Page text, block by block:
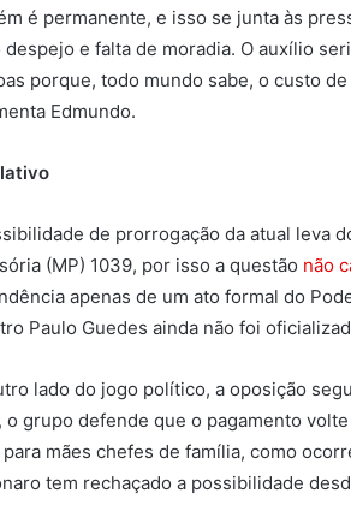
é permanente, e isso se junta às
despejo e falta de moradia. O auxílio
porque, todo mundo sabe, o custo
Edmundo.
de prorrogação da atual leva
(MP) 1039, por isso a questão não
apenas de um ato formal do
Paulo Guedes ainda não foi
lado do jogo político, a oposição
o grupo defende que o pagamento
para mães chefes de família, como
tem rechaçado a possibilidade